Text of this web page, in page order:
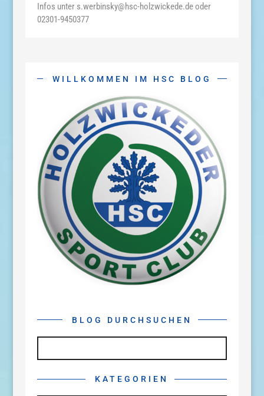
Infos unter s.werbinsky@hsc-holzwickede.de oder
02301-9450377
WILLKOMMEN IM HSC BLOG
BLOG DURCHSUCHEN
KATEGORIEN